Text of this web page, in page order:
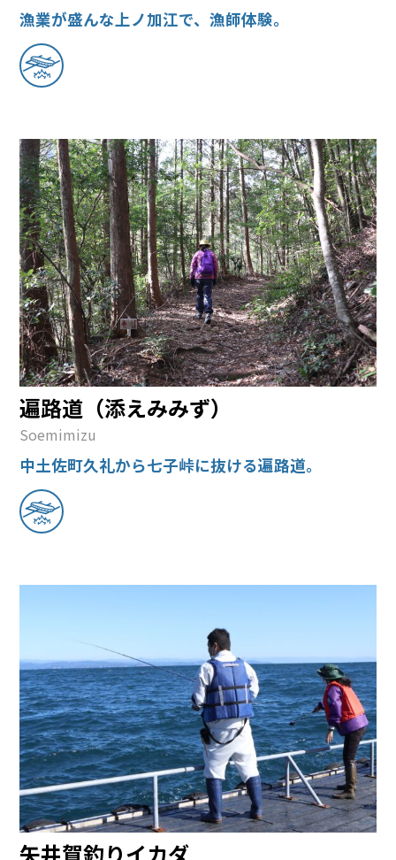
漁業が盛んな上ノ加江で、漁師体験。
遍路道（添えみみず）
Soemimizu
中土佐町久礼から七子峠に抜ける遍路道。
矢井賀釣りイカダ